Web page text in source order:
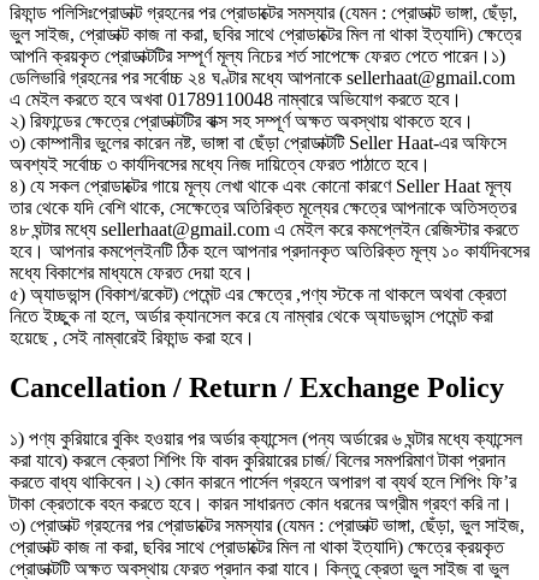
রিফান্ড পলিসিঃপ্রোডাক্ট গ্রহনের পর প্রোডাক্টের সমস্যার (যেমন : প্রোডাক্ট ভাঙ্গা, ছেঁড়া,
ভুল সাইজ, প্রোডাক্ট কাজ না করা, ছবির সাথে প্রোডাক্টের মিল না থাকা ইত্যাদি) ক্ষেত্রে
আপনি ক্রয়কৃত প্রোডাক্টটির সম্পূর্ণ মূল্য নিচের শর্ত সাপেক্ষে ফেরত পেতে পারেন।১)
ডেলিভারি গ্রহনের পর সর্বোচ্চ ২৪ ঘণ্টার মধ্যে আপনাকে sellerhaat@gmail.com
এ মেইল করতে হবে অখবা 01789110048 নাম্বারে অভিযোগ করতে হবে।
২) রিফান্ডের ক্ষেত্রে প্রোডাক্টটির বাক্স সহ সম্পূর্ণ অক্ষত অবস্থায় থাকতে হবে।
৩) কোম্পানীর ভুলের কারেন নষ্ট, ভাঙ্গা বা ছেঁড়া প্রোডাক্টটি Seller Haat-এর অফিসে
অবশ্যই সর্বোচ্চ ৩ কার্যদিবসের মধ্যে নিজ দায়িত্বে ফেরত পাঠাতে হবে।
৪) যে সকল প্রোডাক্টের গায়ে মূল্য লেখা থাকে এবং কোনো কারণে Seller Haat মূল্য
তার থেকে যদি বেশি থাকে, সেক্ষেত্রে অতিরিক্ত মূল্যের ক্ষেত্রে আপনাকে অতিসত্তর
৪৮ ঘন্টার মধ্যে sellerhaat@gmail.com এ মেইল করে কমপ্লেইন রেজিস্টার করতে
হবে। আপনার কমপ্লেইনটি ঠিক হলে আপনার প্রদানকৃত অতিরিক্ত মূল্য ১০ কার্যদিবসের
মধ্যে বিকাশের মাধ্যমে ফেরত দেয়া হবে।
৫) অ্যাডভান্স (বিকাশ/রকেট) পেমেন্ট এর ক্ষেত্রে ,পণ্য স্টকে না থাকলে অথবা ক্রেতা
নিতে ইচ্ছুক না হলে, অর্ডার ক্যানসেল করে যে নাম্বার থেকে অ্যাডভান্স পেমেন্ট করা
হয়েছে , সেই নাম্বারেই রিফান্ড করা হবে।
Cancellation / Return / Exchange Policy
১) পণ্য কুরিয়ারে বুকিং হওয়ার পর অর্ডার ক্যান্সেল (পন্য অর্ডারের ৬ ঘন্টার মধ্যে ক্যান্সেল
করা যাবে) করলে ক্রেতা শিপিং ফি বাবদ কুরিয়ারের চার্জ/ বিলের সমপরিমাণ টাকা প্রদান
করতে বাধ্য থাকিবেন।২) কোন কারনে পার্সেল গ্রহনে অপারগ বা ব্যর্থ হলে শিপিং ফি’র
টাকা ক্রেতাকে বহন করতে হবে। কারন সাধারনত কোন ধরনের অগ্রীম গ্রহণ করি না।
৩) প্রোডাক্ট গ্রহনের পর প্রোডাক্টের সমস্যার (যেমন : প্রোডাক্ট ভাঙ্গা, ছেঁড়া, ভুল সাইজ,
প্রোডাক্ট কাজ না করা, ছবির সাথে প্রোডাক্টের মিল না থাকা ইত্যাদি) ক্ষেত্রে ক্রয়কৃত
প্রোডাক্টটি অক্ষত অবস্থায় ফেরত প্রদান করা যাবে। কিন্তু ক্রেতা ভুল সাইজ বা ভুল